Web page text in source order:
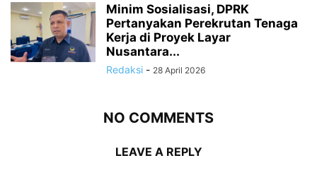
Minim Sosialisasi, DPRK
Pertanyakan Perekrutan Tenaga
Kerja di Proyek Layar
Nusantara...
Redaksi - 28 April 2026
NO COMMENTS
LEAVE A REPLY